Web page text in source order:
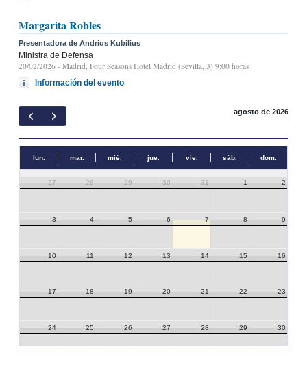
Margarita Robles
Presentadora de Andrius Kubilius
Ministra de Defensa
20/02/2026 - Madrid, Four Seasons Hotel Madrid (Sevilla, 3) 9:00 horas
Información del evento
agosto de 2026
lun. mar. mié. jue. vie. sáb. dom.
27 28 29 30 31 1 2
3 4 5 6 7 8 9
10 11 12 13 14 15 16
17 18 19 20 21 22 23
24 25 26 27 28 29 30